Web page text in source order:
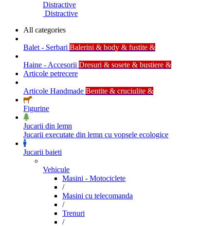
Distractive
Distractive
All categories
Balet - Serbari Balerini & body & fustite &
Haine - Accesorii Dresuri & sosete & bustiere &
Articole petrecere
Articole Handmade Bentite & cruciulite &
Figurine
Jucarii din lemn
Jucarii executate din lemn cu vopsele ecologice
Jucarii baieti
Vehicule
Masini - Motociclete
/
Masini cu telecomanda
/
Trenuri
/